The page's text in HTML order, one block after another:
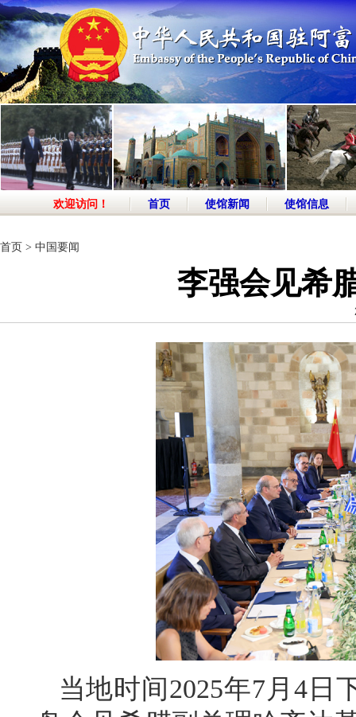
欢迎访问！ 首页 使馆新闻 使馆信息
首页 > 中国要闻
李强会见希
当地时间2025年7月4日